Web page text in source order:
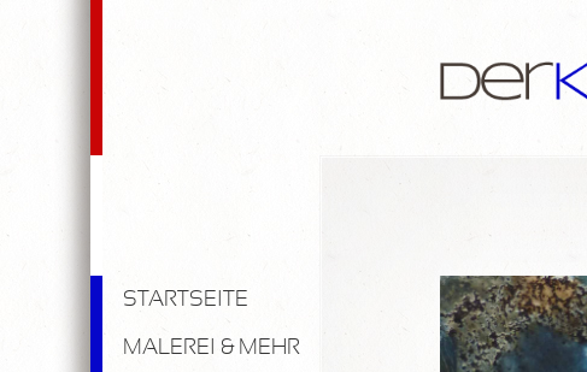
STARTSEITE
MALEREI & MEHR